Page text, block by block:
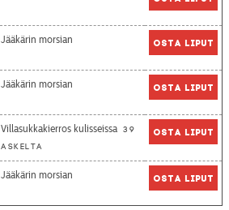
Jääkärin morsian Osta liput
Jääkärin morsian Osta liput
Villasukkakierros kulisseissa 39
askelta
Osta liput
Jääkärin morsian Osta liput